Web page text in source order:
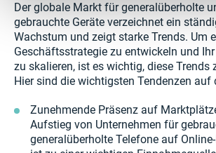
Der globale Markt für generalüberholte
gebrauchte Geräte verzeichnet ein
Wachstum und zeigt starke Trends. Um
Geschäftsstrategie zu entwickeln und
zu skalieren, ist es wichtig, diese Trends
Hier sind die wichtigsten Tendenzen auf
Zunehmende Präsenz auf
Aufstieg von Unternehmen für
generalüberholte Telefone auf